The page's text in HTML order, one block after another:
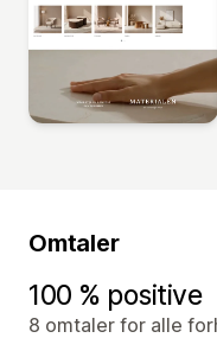
Omtaler
100 % positive
8 omtaler for alle